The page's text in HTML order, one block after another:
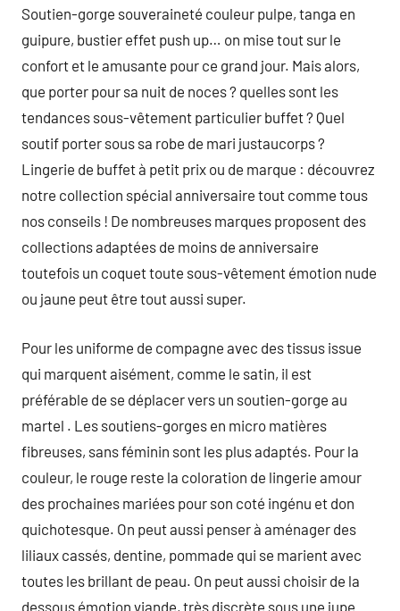
Soutien-gorge souveraineté couleur pulpe, tanga en
guipure, bustier effet push up… on mise tout sur le
confort et le amusante pour ce grand jour. Mais alors,
que porter pour sa nuit de noces ? quelles sont les
tendances sous-vêtement particulier buffet ? Quel
soutif porter sous sa robe de mari justaucorps ?
Lingerie de buffet à petit prix ou de marque : découvrez
notre collection spécial anniversaire tout comme tous
nos conseils ! De nombreuses marques proposent des
collections adaptées de moins de anniversaire
toutefois un coquet toute sous-vêtement émotion nude
ou jaune peut être tout aussi super.
Pour les uniforme de compagne avec des tissus issue
qui marquent aisément, comme le satin, il est
préférable de se déplacer vers un soutien-gorge au
martel . Les soutiens-gorges en micro matières
fibreuses, sans féminin sont les plus adaptés. Pour la
couleur, le rouge reste la coloration de lingerie amour
des prochaines mariées pour son coté ingénu et don
quichotesque. On peut aussi penser à aménager des
liliaux cassés, dentine, pommade qui se marient avec
toutes les brillant de peau. On peut aussi choisir de la
dessous émotion viande, très discrète sous une jupe